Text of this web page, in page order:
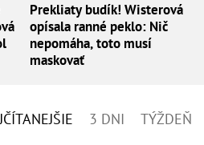
Prekliaty budík! Wisterová
opísala ranné peklo: Nič
nepomáha, toto musí
maskovať
3 DNI TÝŽDEŇ